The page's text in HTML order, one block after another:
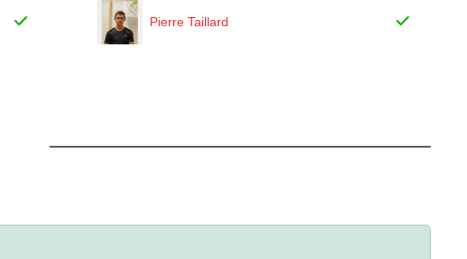
Pierre Taillard